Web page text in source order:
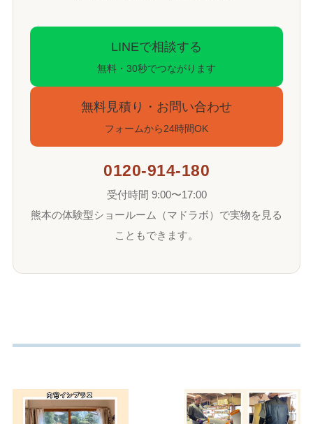
LINEで相談する
無料・30秒でつながります
無料見積り・お問い合わせ
フォームから24時間OK
0120-914-180
受付時間 9:00〜17:00
熊本の体験型ショールーム（マドラボ）で実物を見る
こともできます。